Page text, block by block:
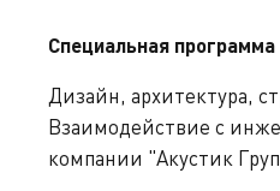
Специальная
Дизайн, архитектура,
Взаимодействие с
компании "Акустик